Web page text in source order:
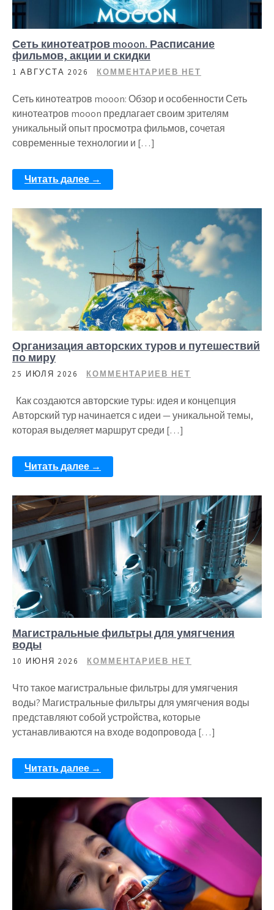
Сеть кинотеатров mooon. Расписание
фильмов, акции и скидки
1 АВГУСТА 2026 КОММЕНТАРИЕВ НЕТ
Сеть кинотеатров mooon: Обзор и особенности Сеть
кинотеатров mooon предлагает своим зрителям
уникальный опыт просмотра фильмов, сочетая
современные технологии и […]
Читать далее →
Организация авторских туров и путешествий
по миру
25 ИЮЛЯ 2026 КОММЕНТАРИЕВ НЕТ
Как создаются авторские туры: идея и концепция
Авторский тур начинается с идеи — уникальной темы,
которая выделяет маршрут среди […]
Читать далее →
Магистральные фильтры для умягчения
воды
10 ИЮНЯ 2026 КОММЕНТАРИЕВ НЕТ
Что такое магистральные фильтры для умягчения
воды? Магистральные фильтры для умягчения воды
представляют собой устройства, которые
устанавливаются на входе водопровода […]
Читать далее →